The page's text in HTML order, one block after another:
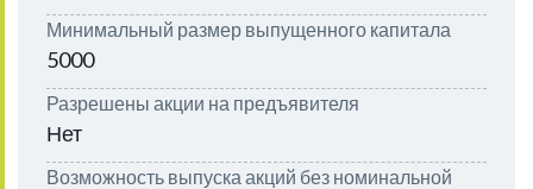
Минимальный размер выпущенного капитала
5000
Разрешены акции на предъявителя
Нет
Возможность выпуска акций без номинальной